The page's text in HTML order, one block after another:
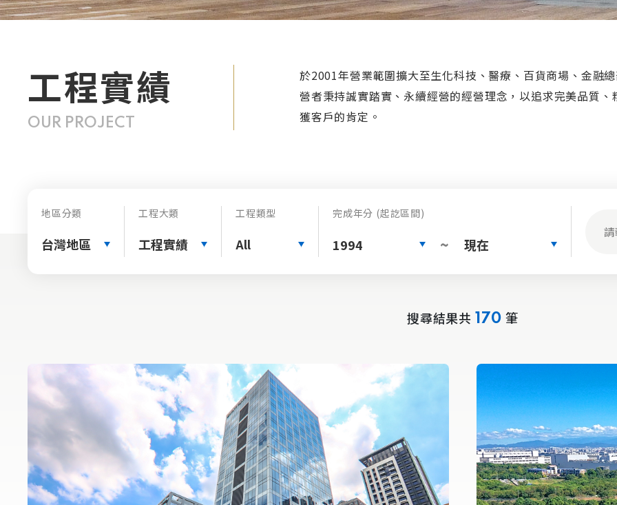
工程實績
OUR PROJECT
於2001年營業範圍擴大至生化科技、醫療、百貨商場、金融
營者秉持誠實踏實、永續經營的經營理念，以追求完美品質
獲客戶的肯定。
地區分類
台灣地區
工程大類
工程實績
工程類型
All
完成年分 (起訖區間)
1994 ~ 現在
搜尋結果共 170 筆